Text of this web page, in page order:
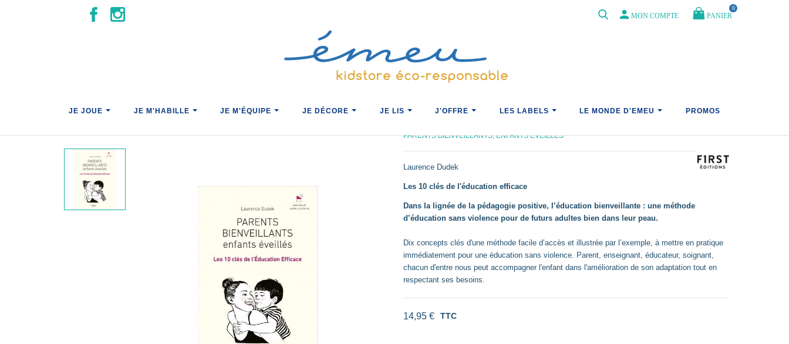
person MON COMPTE
0
PANIER
JE JOUE JE M'HABILLE JE M'ÉQUIPE JE DÉCORE JE LIS J'OFFRE LES LABELS LE MONDE D'EMEU PROMOS
PARENTS BIENVEILLANTS, ENFANTS ÉVEILLÉS
Laurence Dudek
Les 10 clés de l'éducation efficace
Dans la lignée de la pédagogie positive, l’éducation bienveillante : une méthode
d’éducation sans violence pour de futurs adultes bien dans leur peau.
Dix concepts clés d'une méthode facile d’accès et illustrée par l’exemple, à mettre en pratique
immédiatement pour une éducation sans violence. Parent, enseignant, éducateur, soignant,
chacun d'entre nous peut accompagner l'enfant dans l'amélioration de son adaptation tout en
respectant ses besoins.
14,95 € TTC